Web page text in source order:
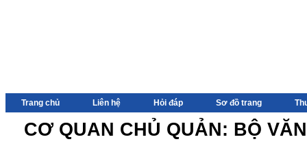
Trang chủ Liên hệ Hỏi đáp Sơ đồ trang
CƠ QUAN CHỦ QUẢN: BỘ